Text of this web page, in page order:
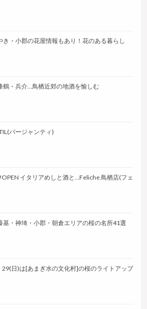
き・小郡の花屋情報もあり！花のある暮らし
鶴・兵介…鳥栖近郊の地酒を愉しむ
バージャンティ)
イタリアめしと酒と…Feliche 鳥栖店(フェ
基・神埼・小郡・朝倉エリアの桜の名所41選
日)は[あまぎ水の文化村]の桜のライトアップ